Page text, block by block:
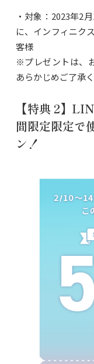
・対象：2023年2
に、インフィニク
客様
※プレゼントは、
あらかじめご了承
【特典 2】
間限定限定で
ン！